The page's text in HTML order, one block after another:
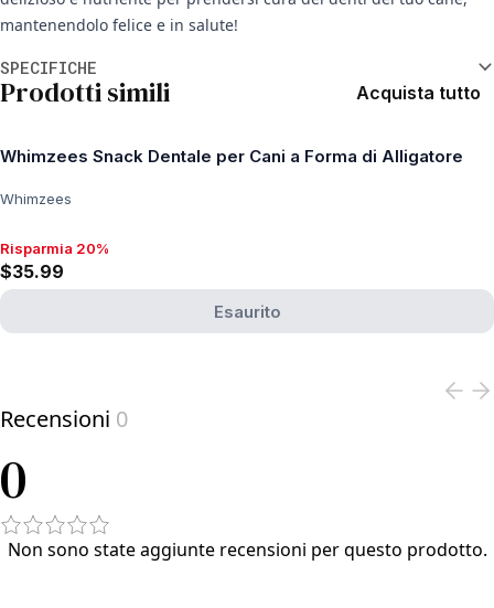
mantenendolo felice e in salute!
SPECIFICHE
Prodotti simili Acquista tutto
Whimzees Snack Dentale per Cani a Forma di Alligatore
Whimzees
Risparmia 20%, $35.99
Risparmia 20%
$35.99
Esaurito
Recensioni 0
0
Non sono state aggiunte recensioni per questo prodotto.